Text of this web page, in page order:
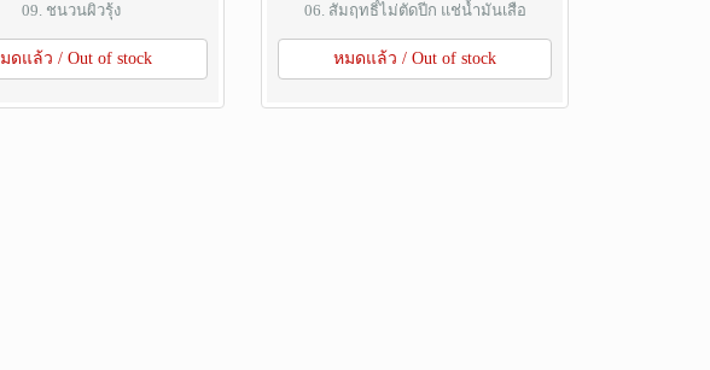
09. ชนวนผิวรุ้ง
ดแล้ว / Out of stock
06. สัมฤทธิ์ไม่ตัดปีก แช่น้ำมันเสือ
หมดแล้ว / Out of stock